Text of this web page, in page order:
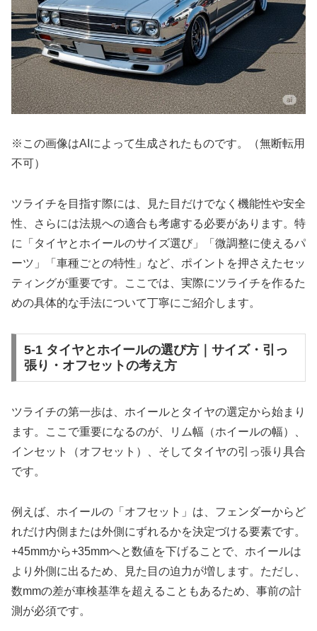
※この画像はAIによって生成されたものです。（無断転用
不可）
ツライチを目指す際には、見た目だけでなく機能性や安全
性、さらには法規への適合も考慮する必要があります。特
に「タイヤとホイールのサイズ選び」「微調整に使えるパ
ーツ」「車種ごとの特性」など、ポイントを押さえたセッ
ティングが重要です。ここでは、実際にツライチを作るた
めの具体的な手法について丁寧にご紹介します。
5-1 タイヤとホイールの選び方｜サイズ・引っ
張り・オフセットの考え方
ツライチの第一歩は、ホイールとタイヤの選定から始まり
ます。ここで重要になるのが、リム幅（ホイールの幅）、
インセット（オフセット）、そしてタイヤの引っ張り具合
です。
例えば、ホイールの「オフセット」は、フェンダーからど
れだけ内側または外側にずれるかを決定づける要素です。
+45mmから+35mmへと数値を下げることで、ホイールは
より外側に出るため、見た目の迫力が増します。ただし、
数mmの差が車検基準を超えることもあるため、事前の計
測が必須です。